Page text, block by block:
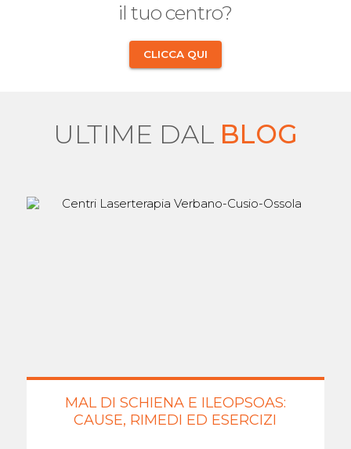
il tuo centro?
CLICCA QUI
ULTIME DAL BLOG
MAL DI SCHIENA E ILEOPSOAS:
CAUSE, RIMEDI ED ESERCIZI